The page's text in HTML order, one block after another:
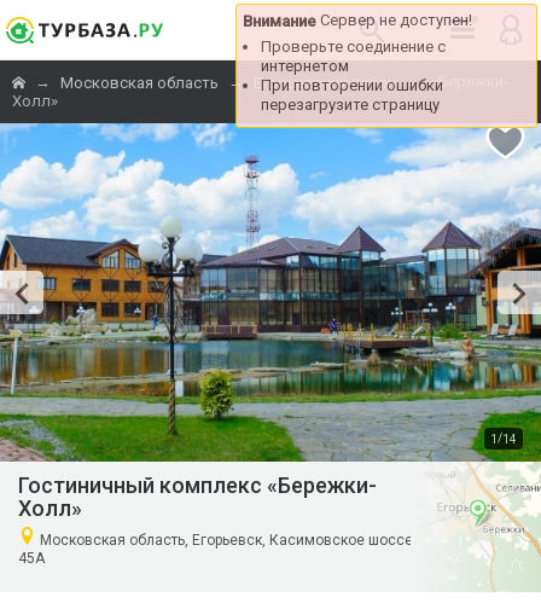
Внимание Сервер не доступен!
Проверьте соединение с
интернетом
При повторении ошибки
перезагрузите страницу
→ Московская область → Егорьевский район → «Бережки-
Холл»
1 /14
Гостиничный комплекс «Бережки-
Холл»
Московская область, Егорьевск, Касимовское шоссе
45А